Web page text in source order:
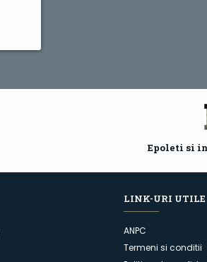
Epoleti si
LINK-URI UTILE
ANPC
Termeni si conditii